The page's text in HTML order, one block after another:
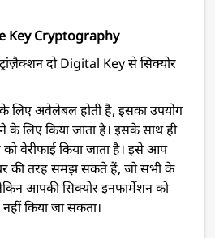
Key Cryptography
दो Digital Key से सिक्योर
लिए अवेलेबल होती है, इसका उपयोग
लिए किया जाता है। इसके साथ ही
वेरीफाई किया जाता है। इसे आप
की तरह समझ सकते हैं, जो सभी के
आपकी सिक्योर इनफार्मेशन को
किया जा सकता।